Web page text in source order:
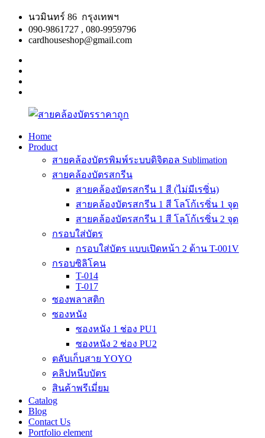
Skip
content
นวมินทร์ 86 กรุงเทพฯ
090-9861727 , 080-9959796
cardhouseshop@gmail.com
สาย
สินค้า
Home
Product
สายคล้องบัตรพิมพ์ระบบดิจิตอล Sublimation
สายคล้องบัตรสกรีน
สายคล้องบัตรสกรีน 1 สี (ไม่มีเรซิ่น)
สายคล้องบัตรสกรีน 1 สี โลโก้เรซิ่น 1 จุด
สายคล้องบัตรสกรีน 1 สี โลโก้เรซิ่น 2 จุด
กรอบใส่บัตร
กรอบใส่บัตร แบบเปิดหน้า 2 ด้าน T-001V
กรอบซิลิโคน
T-014
T-017
ซองพลาสติก
ซองหนัง
ซองหนัง 1 ช่อง PU1
ซองหนัง 2 ช่อง PU2
ตลับเก็บสาย YOYO
คลิปหนีบบัตร
สินค้าพรีเมี่ยม
Catalog
Blog
Contact Us
Portfolio element